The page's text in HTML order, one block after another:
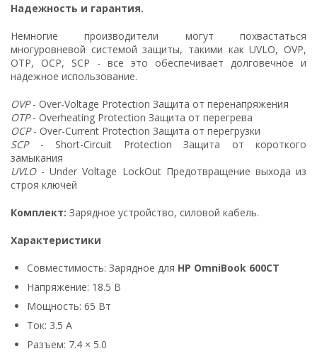
Надежность и гарантия.
Немногие производители могут похвастаться
многуровневой системой защиты, такими как UVLO, OVP,
OTP, OCP, SCP - все это обеспечивает долговечное и
надежное использование.
OVP- Over-Voltage Protection Защита от перенапряжения
OTP- Overheating Protection Защита от перегрева
OCP- Over-Current Protection Защита от перегрузки
SCP- Short-Circuit Protection Защита от короткого
замыкания
UVLO- Under Voltage LockOut Предотвращение выхода из
строя ключей
Комплект: Зарядное устройство, силовой кабель.
Характеристики
Совместимость: Зарядное для HP OmniBook 600CT
Напряжение: 18.5 В
Мощность: 65 Вт
Ток: 3.5 А
Разъем: 7.4 × 5.0